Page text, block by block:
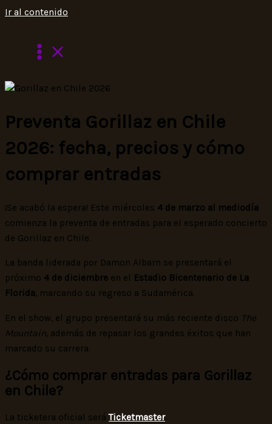
Ir al contenido
Preventa Gorillaz en Chile
2026: fecha, precios y cómo
comprar entradas
¡Se acabó la espera! Este miércoles 4 de marzo al mediodía
comienza la preventa de entradas para el esperado concierto
de Gorillaz en Chile.
La banda liderada por Damon Albarn se presentará el
próximo 4 de diciembre en el Estadio Bicentenario de La
Florida, marcando su regreso a Sudamérica.
En el show, el grupo presentará su más reciente disco The
Mountain, además de repasar los grandes éxitos que han
marcado su carrera.
¿Cómo comprar entradas para Gorillaz
en Chile?
La ticketera oficial seráTicketmaster.